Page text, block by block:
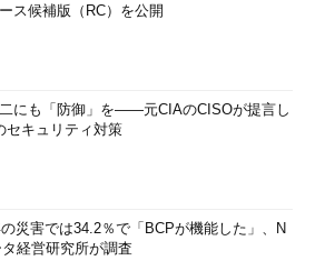
ス候補版（RC）を公開
にも「防御」を――元CIAのCISOが提言し
セキュリティ対策
災害では34.2％で「BCPが機能した」、N
経営研究所が調査